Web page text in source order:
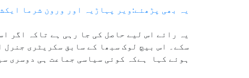
یہ بھی پڑھئے:ویر پہاڑیہ اور ورون شرما
یہ رائے اس لیے حاصل کی جا رہی ہے تاکہ اگر
ہوئے کہا ہےکہ کوئی سیاسی جماعت ہی دوسری